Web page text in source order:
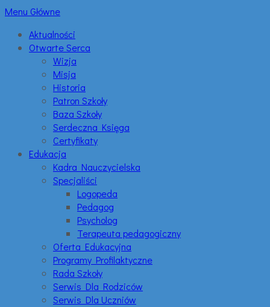
Menu Główne
Aktualności
Otwarte Serca
Wizja
Misja
Historia
Patron Szkoły
Baza Szkoły
Serdeczna Księga
Certyfikaty
Edukacja
Kadra Nauczycielska
Specjaliści
Logopeda
Pedagog
Psycholog
Terapeuta pedagogiczny
Oferta Edukacyjna
Programy Profilaktyczne
Rada Szkoły
Serwis Dla Rodziców
Serwis Dla Uczniów